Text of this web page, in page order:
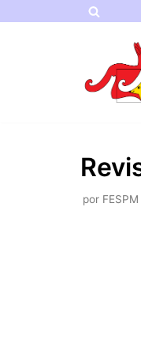
por FESPM